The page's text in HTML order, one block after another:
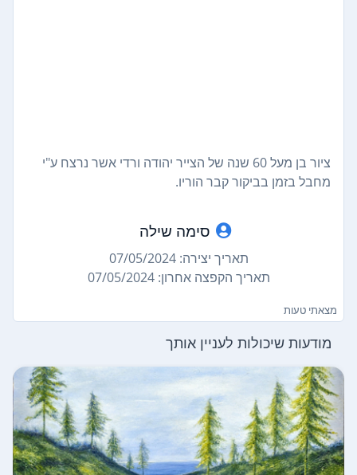
ציור בן מעל 60 שנה של הצייר יהודה ורדי אשר נרצח ע"י
מחבל בזמן בביקור קבר הוריו.
סימה שילה
תאריך יצירה: 07/05/2024
תאריך הקפצה אחרון: 07/05/2024
מצאתי טעות
מודעות שיכולות לעניין אותך